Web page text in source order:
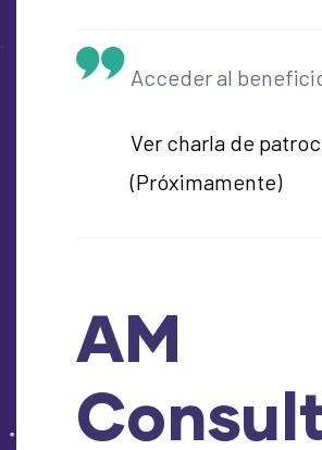
Acceder al
Ver charla de
(Próximamente)
AM